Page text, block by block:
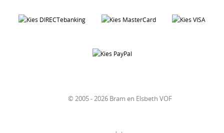
© 2005 - 2026 Bram en Elsbeth VOF